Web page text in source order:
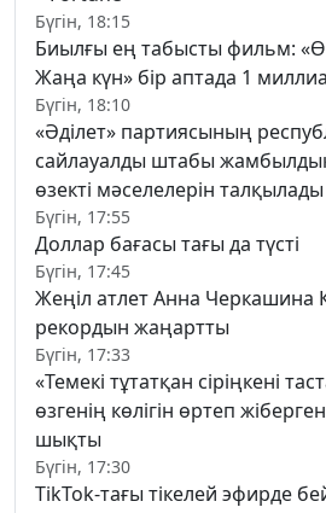
Бүгін, 18:15
Биылғы ең табысты фильм:
Жаңа күн» бір аптада 1
Бүгін, 18:10
«Әділет» партиясының
сайлауалды штабы
өзекті мәселелерін талқылады
Бүгін, 17:55
Доллар бағасы тағы да түсті
Бүгін, 17:45
Жеңіл атлет Анна Черкашина
рекордын жаңартты
Бүгін, 17:33
«Темекі тұтатқан сіріңкені
өзгенің көлігін өртеп
шықты
Бүгін, 17:30
TikTok-тағы тікелей эфирде